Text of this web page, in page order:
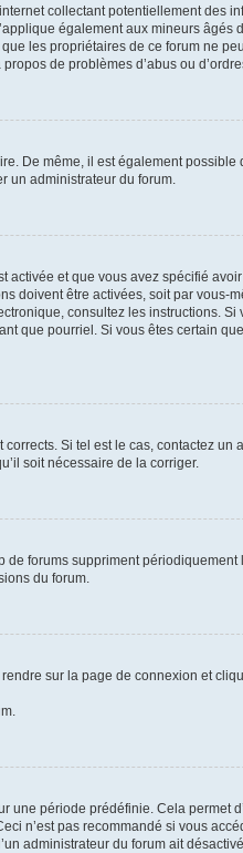
collectant potentiellement des
également aux mineurs âgés
les propriétaires de ce forum ne
de problèmes d’abus ou
De même, il est également
un administrateur du forum.
et que vous avez spécifié
doivent être activées, soit par vous-
consultez les instructions. Si
que pourriel. Si vous êtes certain
Si tel est le cas, contactez
soit nécessaire de la corriger.
forums suppriment
du forum.
sur la page de connexion et
période prédéfinie. Cela permet
n’est pas recommandé si vous
administrateur du forum ait